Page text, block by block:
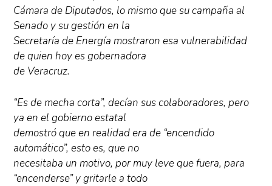
Cámara de Diputados, lo mismo que su campaña al
Senado y su gestión en la
Secretaría de Energía mostraron esa vulnerabilidad
de quien hoy es gobernadora
de Veracruz.
“Es de mecha corta”, decían sus colaboradores, pero
ya en el gobierno estatal
demostró que en realidad era de “encendido
automático”, esto es, que no
necesitaba un motivo, por muy leve que fuera, para
“encenderse” y gritarle a todo